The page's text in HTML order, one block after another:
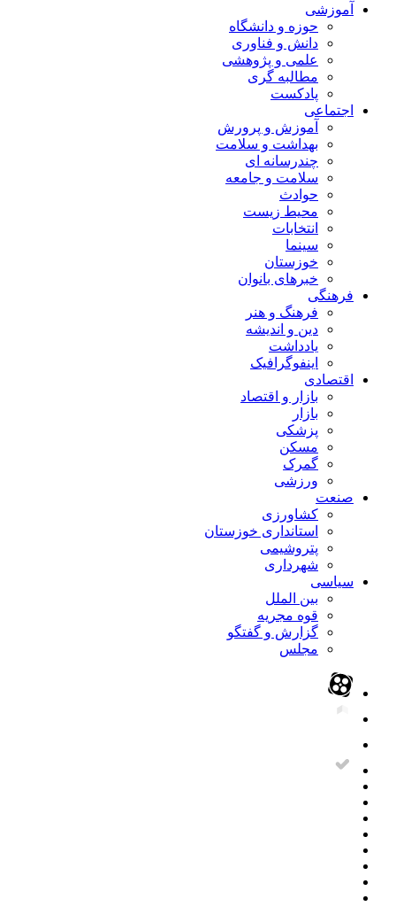
آموزشی
حوزه و دانشگاه
دانش و فناوری
علمی و پژوهشی
مطالبه گری
پادکست
اجتماعی
آموزش و پرورش
بهداشت و سلامت
چندرسانه ای
سلامت و جامعه
حوادث
محیط زیست
انتخابات
سینما
خوزستان
خبرهای بانوان
فرهنگی
فرهنگ و هنر
دین و اندیشه
یادداشت
اینفوگرافیک
اقتصادی
بازار و اقتصاد
بازار
پزشکی
مسکن
گمرک
ورزشی
صنعت
کشاورزی
استانداری خوزستان
پتروشیمی
شهرداری
سیاسی
بین الملل
قوه مجریه
گزارش و گفتگو
مجلس